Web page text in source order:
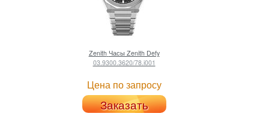
Zenith Часы Zenith Defy
03.9300.3620/78.i001
Цена по запросу
Заказать